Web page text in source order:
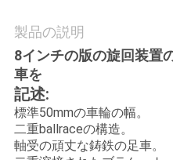
達
に
連
絡
製品の説明
8インチの版の旋回装置
車を
記述:
標準50mmの車輪の幅。
二重ballraceの構造。
軸受の頑丈な鋳鉄の足車。